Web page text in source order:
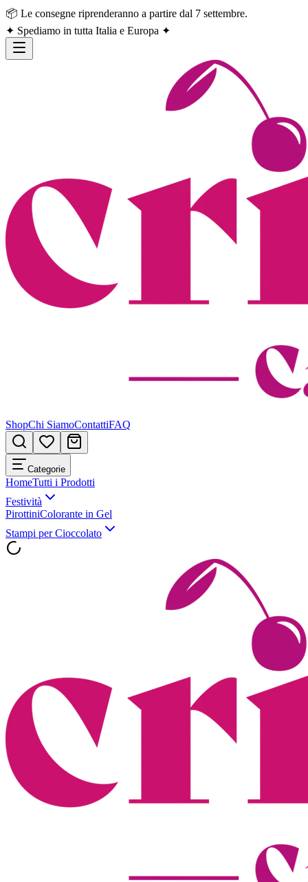
📦 Le consegne riprenderanno a partire dal 7 settembre.
✦ Spediamo in tutta Italia e Europa ✦
ShopChi SiamoContattiFAQ
Categorie
HomeTutti i Prodotti
Festività
PirottiniColorante in Gel
Stampi per Cioccolato